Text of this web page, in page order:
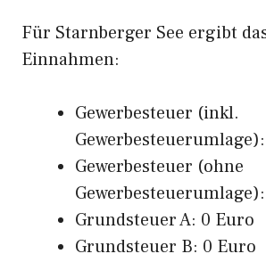
Für Starnberger See ergibt
Einnahmen:
Gewerbesteuer (inkl.
Gewerbesteuer (ohne
Grundsteuer A: 0 Euro
Grundsteuer B: 0 Euro